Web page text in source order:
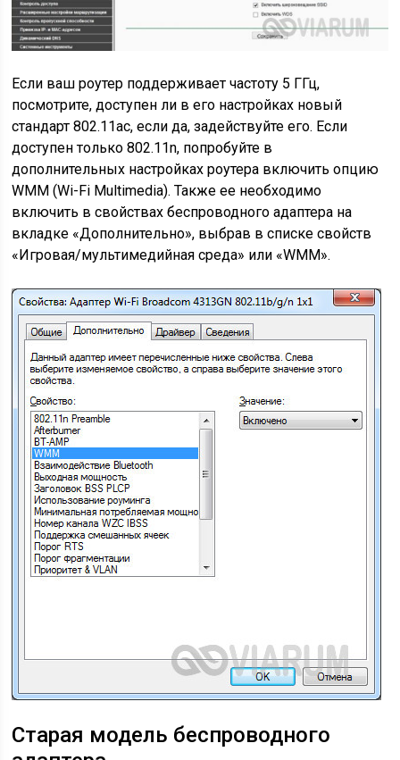
Если ваш роутер поддерживает частоту 5 ГГц,
посмотрите, доступен ли в его настройках новый
стандарт 802.11ac, если да, задействуйте его. Если
доступен только 802.11n, попробуйте в
дополнительных настройках роутера включить опцию
WMM (Wi-Fi Multimedia). Также ее необходимо
включить в свойствах беспроводного адаптера на
вкладке «Дополнительно», выбрав в списке свойств
«Игровая/мультимедийная среда» или «WMM».
Старая модель беспроводного